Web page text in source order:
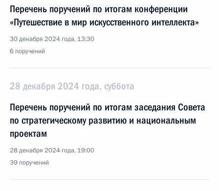
Перечень поручений по итогам конференции
«Путешествие в мир искусственного интеллекта»
30 декабря 2024 года, 13:30
6 поручений
28 декабря 2024 года, суббота
Перечень поручений по итогам заседания Совета
по стратегическому развитию и национальным
проектам
28 декабря 2024 года, 19:00
39 поручений